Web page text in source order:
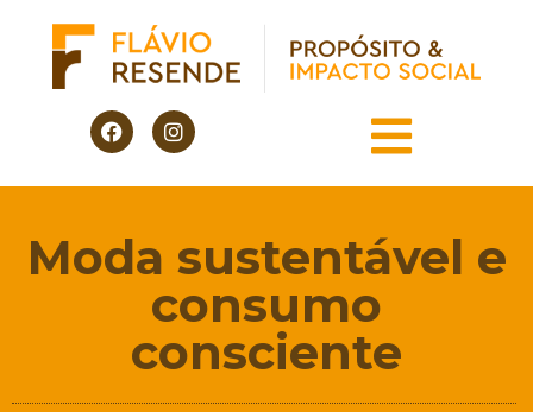
Moda sustentável e
consumo
consciente